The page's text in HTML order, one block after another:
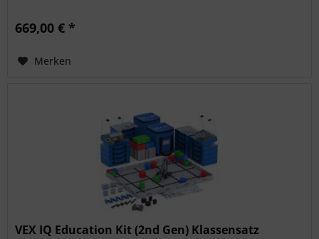
669,00 € *
Merken
VEX IQ Education Kit (2nd Gen) Klassensatz